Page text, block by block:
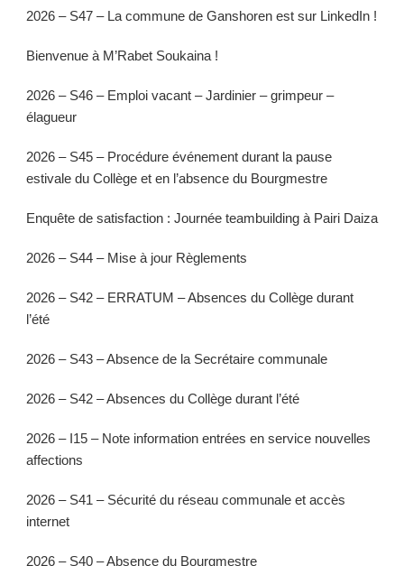
2026 – S47 – La commune de Ganshoren est sur LinkedIn !
Bienvenue à M’Rabet Soukaina !
2026 – S46 – Emploi vacant – Jardinier – grimpeur –
élagueur
2026 – S45 – Procédure événement durant la pause
estivale du Collège et en l’absence du Bourgmestre
Enquête de satisfaction : Journée teambuilding à Pairi Daiza
2026 – S44 – Mise à jour Règlements
2026 – S42 – ERRATUM – Absences du Collège durant
l’été
2026 – S43 – Absence de la Secrétaire communale
2026 – S42 – Absences du Collège durant l’été
2026 – I15 – Note information entrées en service nouvelles
affections
2026 – S41 – Sécurité du réseau communale et accès
internet
2026 – S40 – Absence du Bourgmestre